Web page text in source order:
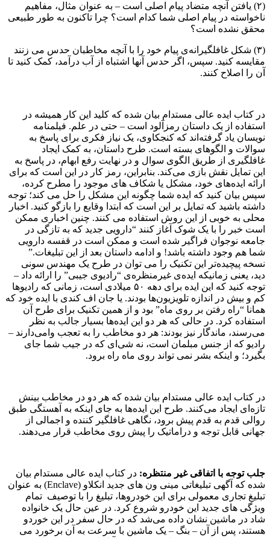
(۲) یافتن آنچه متضاد پیام اصلی است – به عنوان مثال، مفاهیم
ناخواسته‌ در پیام اصلی شما کدام است؟ چرا تاکنون به طور طبیعی
محقق نشده است؟
(۳) شکل غافلگیرانه‌ی پیام خود را با آنچه مخاطبان حدس می زنند
مقایسه کنید. سپس، اگر حدس آنها اشتباه از آب درآمد، کمک کنید تا
آن را اصلاح کنند.
در کتاب ایده عالی مستدام بیان شده که کلید این کار همیشه در
استفاده از یک داستان رمزآلود است – حتی در علم. فیلمنامه
نویسان یاد گرفته‌اند که کنجکاوی، یک نیاز فکری برای پاسخ به
سوالات و الگوهای بسته است. طرح داستان، به کمک ایجاد
غافلگیری از طریق الگوی سوال و در نهایت رفع ابهام، در پاسخ به
این تمایل نقش بازی می‌کند. بنابراین، رمز کار در این است که برای
ارائه ایده‌های خود، مشکل یا شکاف های موجود را مطرح کرده،
سپس بیان کنید که ایده شما چگونه این مشکل را حل می کند؛ توجه
داشته باشید که تمایل بر این است که ابتدا وقایع را بازگو کنید. اخبار
محلی به خوبی از این روش استفاده می کنند. چنین اخباری ممکن
است خبر را با یک شوک آغاز کنند “دارویی جدید که به تازگی در
جامعه نوجوان فراگیر شده است و ممکن است در قفسه دارویی
شما هم وجود داشته باشد! و ادامه داستان بعد از این تبلیغات.”
نسخه پیچیده‌تر این تکنیک را می توان در طرح یک مهندس سونی
دید، یعنی زمانیکه ایده‌ی غیرمنظره‌ی “رادیوی جیبی” را ارائه داد –
توجه کنید که این ایده برای دهه ۵۰ میلادی است، زمانی که رادیوها
کم و بیش در اندازه تلویزیون‌ها بودند. یا جان اف کندی با ایده خود که
همانا “راه رفتن بر روی ماه” بود و از همین تکنیک برای طرح آن
استفاده کرد. در حالی که هر دو این ایده‌ها بسیار جالب به نظر
می‌رسند، ماندگار نیز بودند: هر دو مخاطب را به تعجب وامی‌دارند –
رادیو که از جنس مبلمان است، نه شی‌ای که در جیب شما جای
بگیرد؛ و اینکه بشر نمی تواند روی ماه راه برود.
در کتاب ایده عالی مستدام بیان شده که هر دو در مخاطب بینش
تازه‌ای ایجاد می‌کنند. طرح این ایده‌ها به جای اینکه به آهستگی طبق
روالی قدم به قدم پیش برود، نگاهی غافلگیر کننده و اجمالی از
جهانی قابل توجه و دراماتیک را پیش روی مخاطب قرار می‌دهند.
جلب توجه با اتفاقی غیر منتظره: در کتاب ایده عالی مستدام بیان
شده که آگهی تبلیغاتی مینی ون های جدید انکلاو (Enclave) به عنوان
تبلیغ تجاری معمولی برای این خودروها، تبلیغ را با توصیف تمام
ویژگی های جدید این خودرو شروع کرد. در عین حال یک خانواده
شاد در ماشین نشان داده می‌شد که در حال سفر در این خوردو
هستند، پس از آن – بنگ – یک ماشین با سرعت به آن برخورد می